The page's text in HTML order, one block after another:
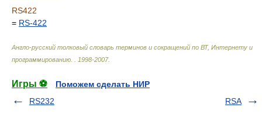
RS422
= RS-422
Англо-русский толковый словарь терминов и сокращений по ВТ, Интернету и
программированию.
1998-2007.
Игры ⚽
Поможем сделать НИР
RS232
RSA